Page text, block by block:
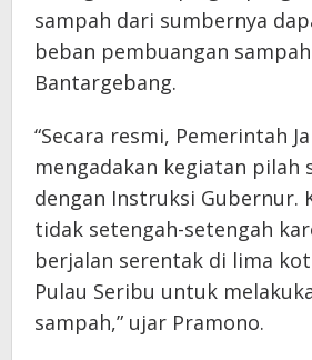
sampah dari sumbernya
beban pembuangan
Bantargebang.
“Secara resmi, Pemerintah
mengadakan kegiatan pilah
dengan Instruksi Gubernur.
tidak setengah-setengah
berjalan serentak di lima
Pulau Seribu untuk
sampah,” ujar Pramono.